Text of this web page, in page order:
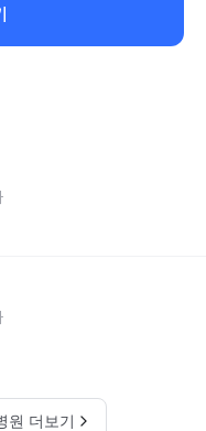
원 더보기